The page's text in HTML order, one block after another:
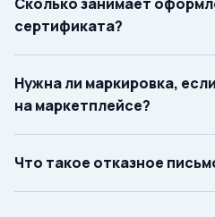
сертификата?
Нужна ли маркировка,
на маркетплейсе?
Что такое отказное